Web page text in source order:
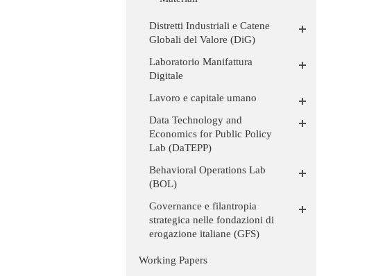
Distretti Industriali e Catene
Globali del Valore (DiG)
Laboratorio Manifattura
Digitale
Lavoro e capitale umano
Data Technology and
Economics for Public Policy
Lab (DaTEPP)
Behavioral Operations Lab
(BOL)
Governance e filantropia
strategica nelle fondazioni di
erogazione italiane (GFS)
Working Papers